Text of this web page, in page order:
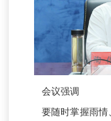
会议强调
要随时掌握雨情